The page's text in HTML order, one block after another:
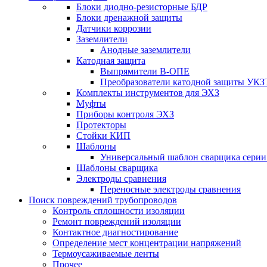
Блоки диодно-резисторные БДР
Блоки дренажной защиты
Датчики коррозии
Заземлители
Анодные заземлители
Катодная защита
Выпрямители В-ОПЕ
Преобразователи катодной защиты
Комплекты инструментов для ЭХЗ
Муфты
Приборы контроля ЭХЗ
Протекторы
Стойки КИП
Шаблоны
Универсальный шаблон сварщика
Шаблоны сварщика
Электроды сравнения
Переносные электроды сравнения
Поиск повреждений трубопроводов
Контроль сплошности изоляции
Ремонт повреждений изоляции
Контактное диагностирование
Определение мест концентрации напряжений
Термоусаживаемые ленты
Прочее